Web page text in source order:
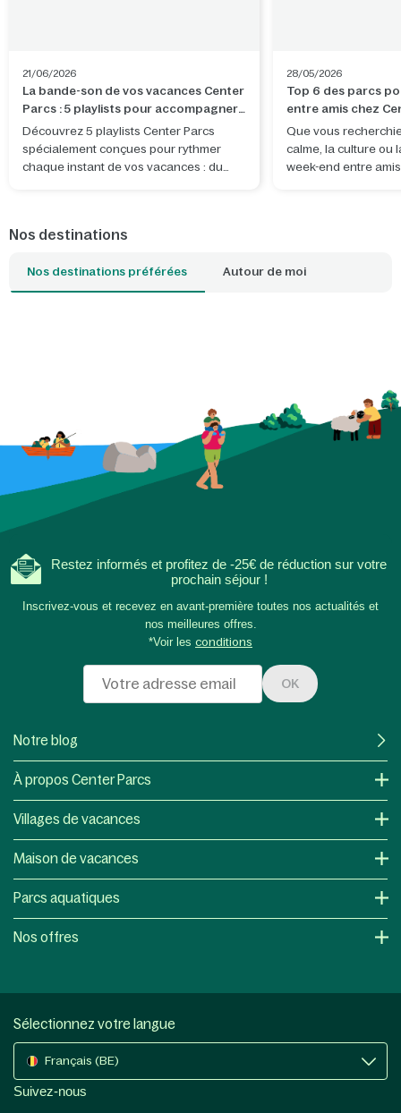
21/06/2026
La bande-son de vos vacances Center
Parcs : 5 playlists pour accompagner
chaque instant
Découvrez 5 playlists Center Parcs
spécialement conçues pour rythmer
chaque instant de vos vacances : du
28/05/2026
Top 6 des parcs
entre amis chez
Que vous
calme, la culture ou
week-end entre
Nos destinations
Nos destinations préférées Autour de moi
Restez informés et profitez de -25€ de réduction sur votre
prochain séjour !
Inscrivez-vous et recevez en avant-première toutes nos actualités et
nos meilleures offres.
*Voir les conditions
OK
Notre blog
À propos Center Parcs
Villages de vacances
Maison de vacances
Parcs aquatiques
Nos offres
Sélectionnez votre langue
Français (BE)
Suivez-nous